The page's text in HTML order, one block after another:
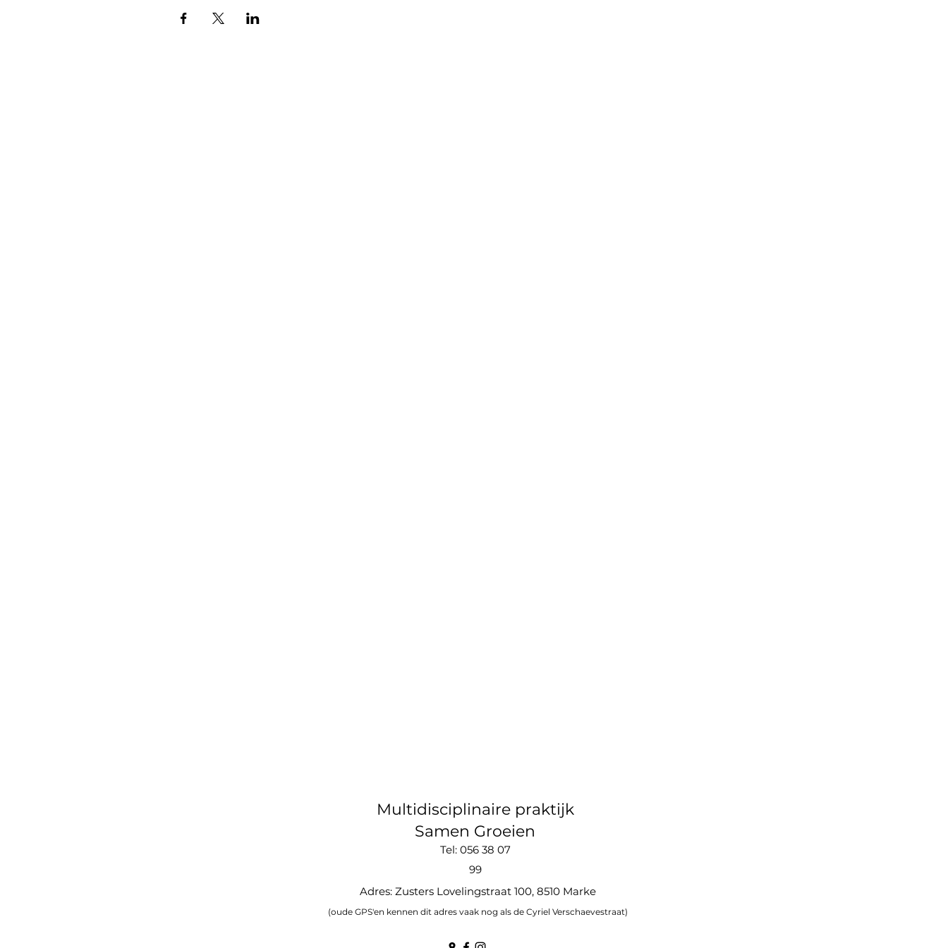
Multidisciplinaire praktijk
Samen Groeien
Tel: 056 38 07
99
Adres: Zusters Lovelingstraat 100, 8510 Marke
(oude GPS'en kennen dit adres vaak nog als de Cyriel Verschaevestraat)